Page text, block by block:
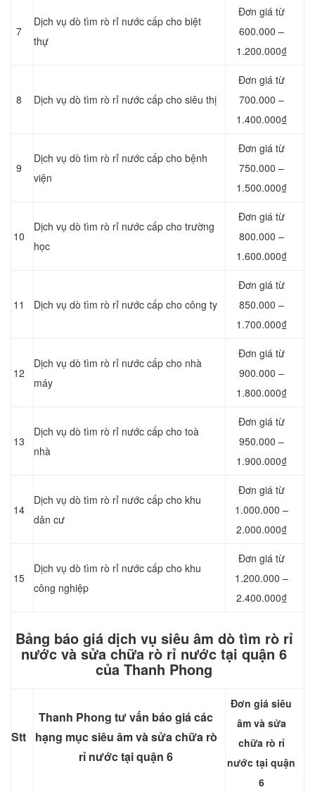
7
Dịch vụ dò tìm rò rỉ nước cấp cho biệt
thự
Đơn giá từ
600.000 –
1.200.000₫
8 Dịch vụ dò tìm rò rỉ nước cấp cho siêu thị
Đơn giá từ
700.000 –
1.400.000₫
9
Dịch vụ dò tìm rò rỉ nước cấp cho bệnh
viện
Đơn giá từ
750.000 –
1.500.000₫
10
Dịch vụ dò tìm rò rỉ nước cấp cho trường
học
Đơn giá từ
800.000 –
1.600.000₫
11 Dịch vụ dò tìm rò rỉ nước cấp cho công ty
Đơn giá từ
850.000 –
1.700.000₫
12
Dịch vụ dò tìm rò rỉ nước cấp cho nhà
máy
Đơn giá từ
900.000 –
1.800.000₫
13
Dịch vụ dò tìm rò rỉ nước cấp cho toà
nhà
Đơn giá từ
950.000 –
1.900.000₫
14
Dịch vụ dò tìm rò rỉ nước cấp cho khu
dân cư
Đơn giá từ
1.000.000 –
2.000.000₫
15
Dịch vụ dò tìm rò rỉ nước cấp cho khu
công nghiệp
Đơn giá từ
1.200.000 –
2.400.000₫
Bảng báo giá dịch vụ siêu âm dò tìm rò rỉ
nước và sửa chữa rò rỉ nước tại quận 6
của Thanh Phong
Stt
Thanh Phong tư vấn báo giá các
hạng mục siêu âm và sửa chữa rò
rỉ nước tại quận 6
Đơn giá siêu
âm và sửa
chữa rò rỉ
nước tại quận
6